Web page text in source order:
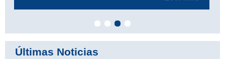
Últimas Noticias